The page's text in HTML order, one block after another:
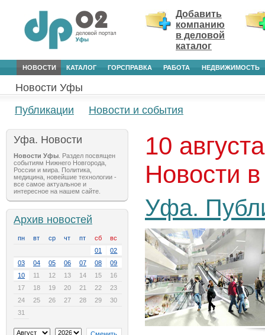
Добавить
компанию
в деловой
каталог
НОВОСТИ КАТАЛОГ ГОРСПРАВКА РАБОТА НЕДВИЖИМОСТЬ
Новости Уфы
Публикации
Новости и события
Уфа. Новости
Новости Уфы . Раздел посвящен
событиям Нижнего Новгорода,
России и мира. Политика,
медицина, новейшие технологии -
все самое актуальное и
интересное на нашем сайте.
Архив новостей
пн вт ср чт пт сб
вс
01
02
03
04 05 06 07 08
09
10
11 12 13 14 15
16
17
18 19 20 21 22
23
24
25 26 27 28 29
30
31
10
Новости
Уфа.